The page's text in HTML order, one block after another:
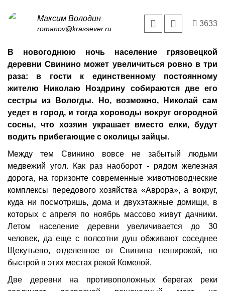
Максим Володин
romanov@krassever.ru
3633
В новогоднюю ночь население грязовецкой
деревни Свинино может увеличиться ровно в три
раза: в гости к единственному постоянному
жителю Николаю Ноздрину собираются две его
сестры из Вологды. Но, возможно, Николай сам
уедет в город, и тогда хороводы вокруг огородной
сосны, что хозяин украшает вместо елки, будут
водить прибегающие с околицы зайцы.
Между тем Свинино вовсе не забытый людьми
медвежий угол. Как раз наоборот - рядом железная
дорога, на горизонте современные животноводческие
комплексы передового хозяйства «Аврора», а вокруг,
куда ни посмотришь, дома и двухэтажные домищи, в
которых с апреля по ноябрь массово живут дачники.
Летом население деревни увеличивается до 30
человек, да еще с полсотни душ обживают соседнее
Щекутьево, отделенное от Свинина неширокой, но
быстрой в этих местах рекой Комелой.
Две деревни на противоположных берегах реки